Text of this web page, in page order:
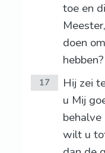
toe en
doen
hebben?
17
Hij zei
u Mij
behalve
wilt u